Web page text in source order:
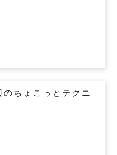
ちょこっとテクニ